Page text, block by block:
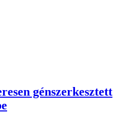
génszerkesztett